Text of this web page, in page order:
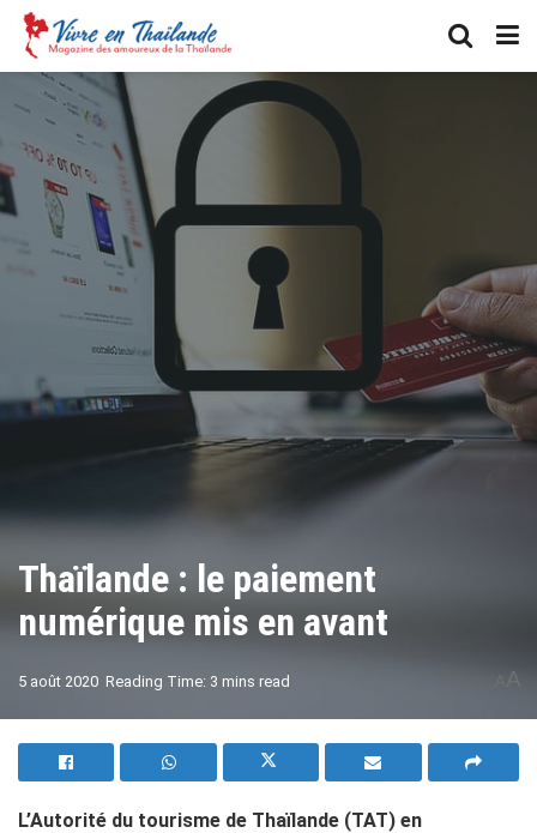
Thaïlande : le paiement
numérique mis en avant
5 août 2020 Reading Time: 3 mins read A
L’Autorité du tourisme de Thaïlande (TAT) en